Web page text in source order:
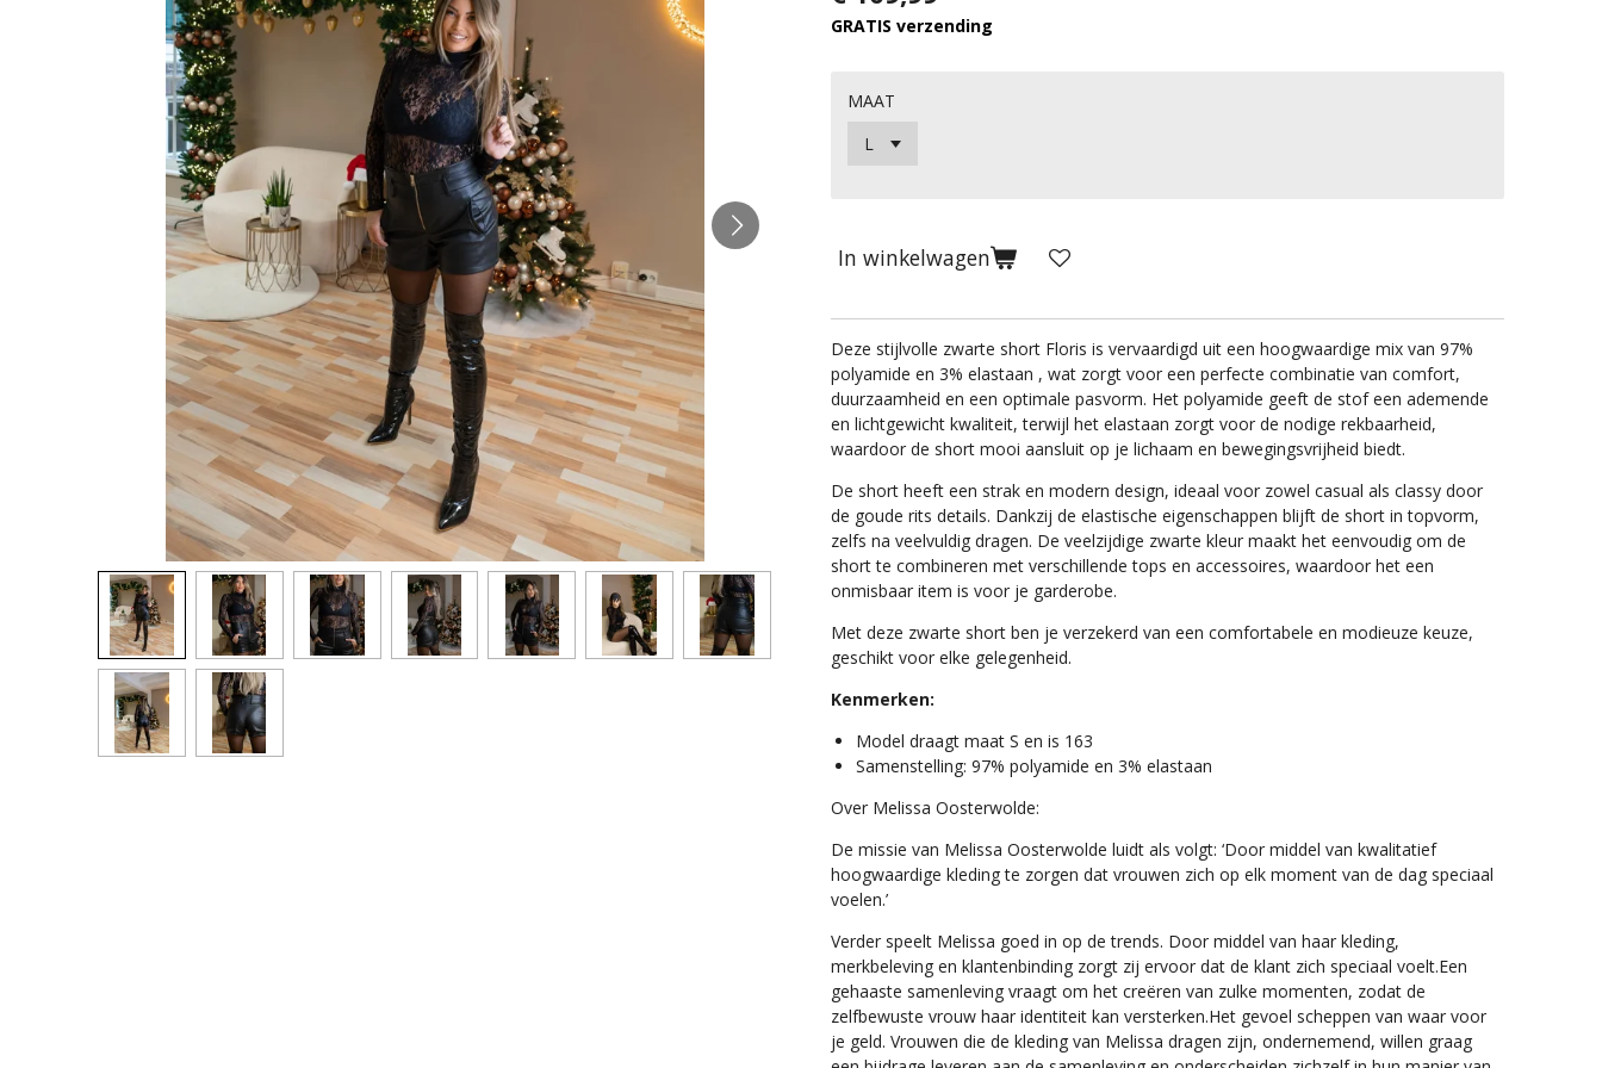
GRATIS verzending
MAAT
In winkelwagen
Deze stijlvolle zwarte short Floris is vervaardigd uit een hoogwaardige mix van 97%
polyamide en 3% elastaan , wat zorgt voor een perfecte combinatie van comfort,
duurzaamheid en een optimale pasvorm. Het polyamide geeft de stof een ademende
en lichtgewicht kwaliteit, terwijl het elastaan zorgt voor de nodige rekbaarheid,
waardoor de short mooi aansluit op je lichaam en bewegingsvrijheid biedt.
De short heeft een strak en modern design, ideaal voor zowel casual als classy door
de goude rits details. Dankzij de elastische eigenschappen blijft de short in topvorm,
zelfs na veelvuldig dragen. De veelzijdige zwarte kleur maakt het eenvoudig om de
short te combineren met verschillende tops en accessoires, waardoor het een
onmisbaar item is voor je garderobe.
Met deze zwarte short ben je verzekerd van een comfortabele en modieuze keuze,
geschikt voor elke gelegenheid.
Kenmerken:
Model draagt maat S en is 163
Samenstelling: 97% polyamide en 3% elastaan
Over Melissa Oosterwolde:
De missie van Melissa Oosterwolde luidt als volgt: ‘Door middel van kwalitatief
hoogwaardige kleding te zorgen dat vrouwen zich op elk moment van de dag speciaal
voelen.’
Verder speelt Melissa goed in op de trends. Door middel van haar kleding,
merkbeleving en klantenbinding zorgt zij ervoor dat de klant zich speciaal voelt.Een
gehaaste samenleving vraagt om het creëren van zulke momenten, zodat de
zelfbewuste vrouw haar identiteit kan versterken.Het gevoel scheppen van waar voor
je geld. Vrouwen die de kleding van Melissa dragen zijn, ondernemend, willen graag